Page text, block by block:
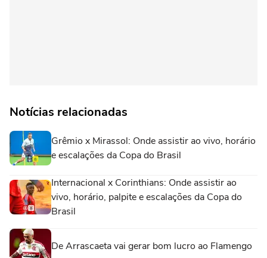
Notícias relacionadas
Grêmio x Mirassol: Onde assistir ao vivo, horário
e escalações da Copa do Brasil
Internacional x Corinthians: Onde assistir ao
vivo, horário, palpite e escalações da Copa do
Brasil
De Arrascaeta vai gerar bom lucro ao Flamengo